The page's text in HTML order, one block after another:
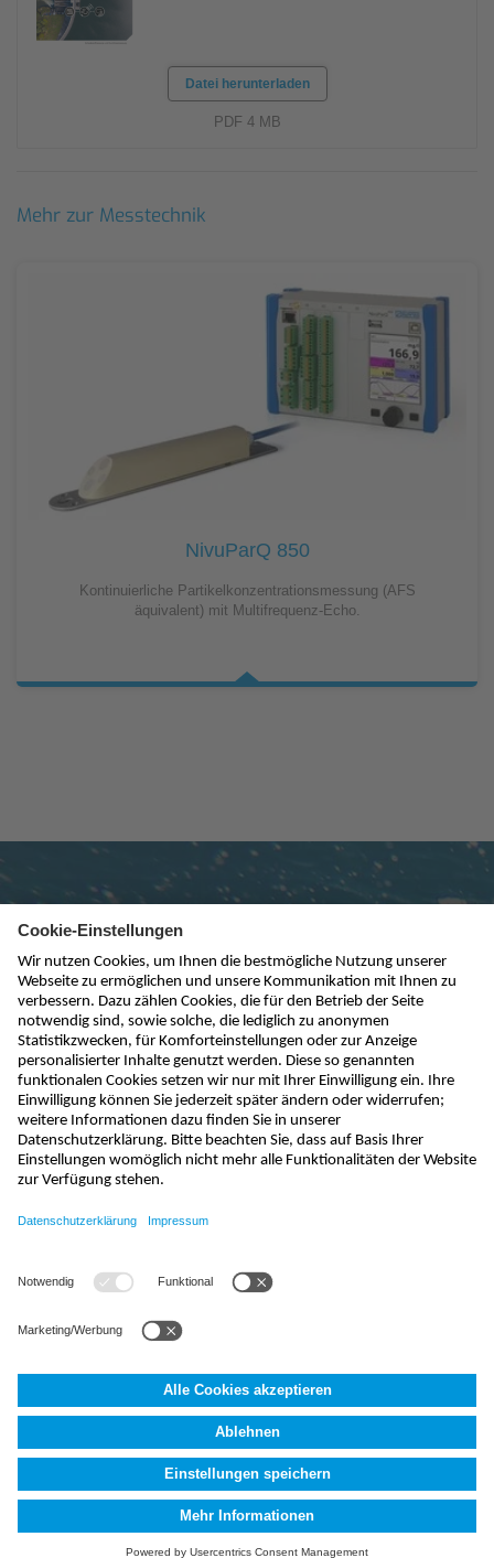
Datei herunterladen
PDF 4 MB
Mehr zur Messtechnik
NivuParQ 850
Kontinuierliche Partikelkonzentrationsmessung (AFS
äquivalent) mit Multifrequenz-Echo.
Newsletter abonnieren
absenden
info@nivus.ch
+41 (0) 55 645 20 66
NIVUS AG,Hauptstrasse 35,8750 Glarus, Schweiz
Datenschutzerklärung